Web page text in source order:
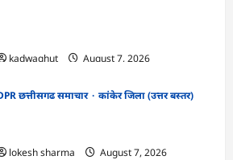
kadwaghut
August 7, 2026
छत्तीसगढ समाचार
कांकेर जिला (उत्तर बस्तर)
lokesh sharma
August 7, 2026